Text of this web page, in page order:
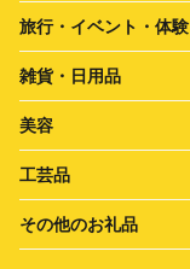
旅行・イベント・体験
雑貨・日用品
美容
工芸品
その他のお礼品